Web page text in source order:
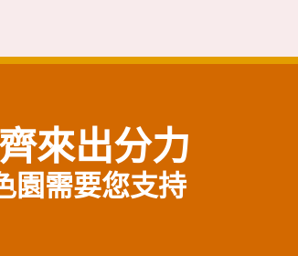
來出分力
園需要您支持